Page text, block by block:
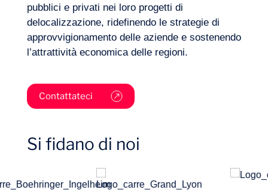
Progetti
pubblici e privati nei loro progetti di
delocalizzazione, ridefinendo le strategie di
approvvigionamento delle aziende e sostenendo
l’attrattività economica delle regioni.
Contattateci
Si fidano di noi